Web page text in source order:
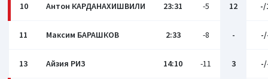
10 Антон КАРДАНАХИШВИЛИ 23:31 -5 12 -/
11 Максим БАРАШКОВ 2:33 -8 -
13 Айзия РИЗ 14:10 -11 3